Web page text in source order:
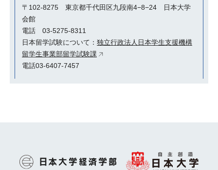
〒102-8275 東京都千代田区九段南4−8−24 日本大学
会館
電話 03-5275-8311
日本留学試験について： 独立行政法人日本学生支援機構
留学生事業部留学試験課
電話03-6407-7457